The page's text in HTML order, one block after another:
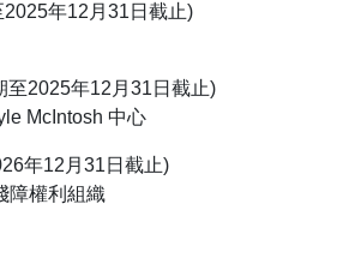
年12月31日截止)
至2025年12月31日截止)
McIntosh 中心
年12月31日截止)
障權利組織